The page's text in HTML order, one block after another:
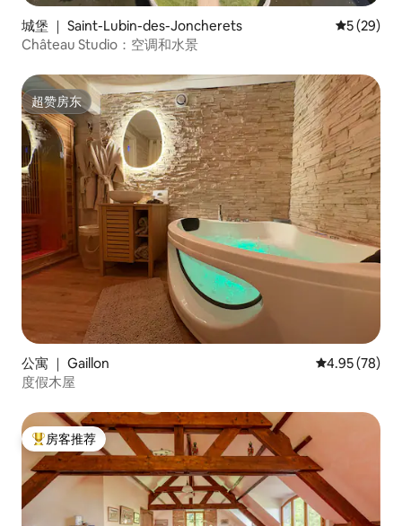
城堡 ｜ Saint-Lubin-des-Joncherets 平均评分
5 (29)
Château Studio：空调和水景
超赞房东
超赞房东
公寓 ｜ Gaillon 平均评分
4.95 (78)
度假木屋
热门「房客推荐」
房客推荐